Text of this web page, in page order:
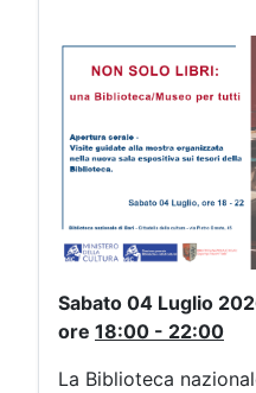
Sabato 04 Luglio
ore 18:00 - 22:00
La Biblioteca